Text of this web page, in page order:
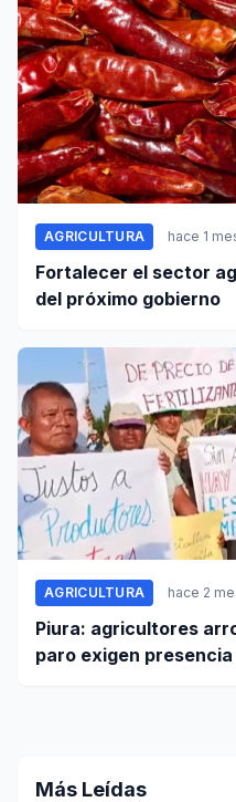
AGRICULTURA hace 1
Fortalecer el sector
del próximo gobierno
AGRICULTURA hace 2
Piura: agricultores
paro exigen
Más Leídas